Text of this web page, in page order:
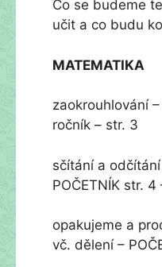
Co se budeme
učit a co budu
MATEMATIKA
zaokrouhlování
ročník – str. 3
sčítání a
POČETNÍK str. 4
opakujeme a
vč. dělení –